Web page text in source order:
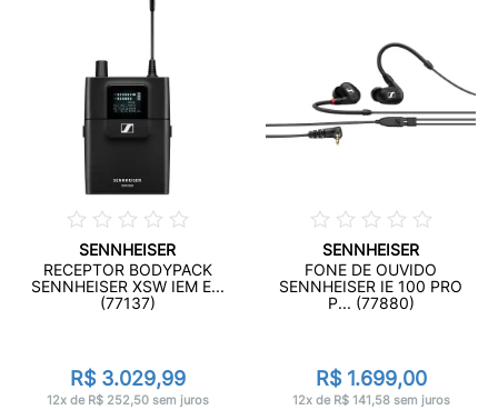
SENNHEISER
RECEPTOR BODYPACK
SENNHEISER XSW IEM E...
(77137)
R$ 3.029,99
12x de R$ 252,50 sem juros
SENNHEISER
FONE DE OUVIDO
SENNHEISER IE 100 PRO
P... (77880)
R$ 1.699,00
12x de R$ 141,58 sem juros